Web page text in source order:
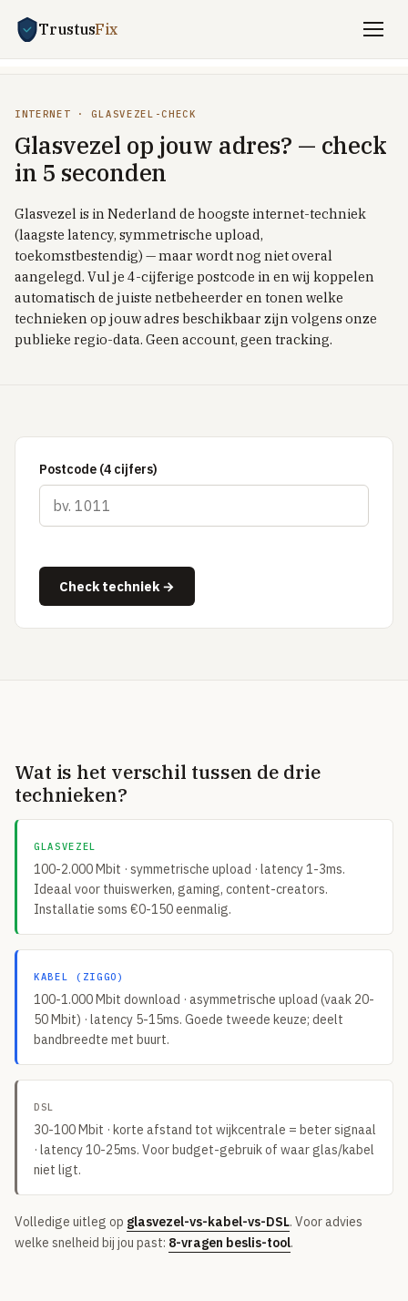
TrustusFix
Stroom + gas vergelijken
Saldering-stop 2027
Dynamisch vs vast
Dynamisch met batterij / EV
Welkomstkorting-trucs
Tibber
Greenchoice
Vandebron
Eneco
INTERNET & TV
Internet vergelijken
Zakelijk internet
KPN
Online.nl
Tweak
Plinq
Sim-only vergelijken
TOP PROVIDERS
KPN
Vodafone
Simyo
Lebara
Volledig overzicht — alle uitleg-artikelen & methodologie →
INTERNET · GLASVEZEL-CHECK
Glasvezel op jouw adres? — check
in 5 seconden
Glasvezel is in Nederland de hoogste internet-techniek
(laagste latency, symmetrische upload,
toekomstbestendig) — maar wordt nog niet overal
aangelegd. Vul je 4-cijferige postcode in en wij koppelen
automatisch de juiste netbeheerder en tonen welke
technieken op jouw adres beschikbaar zijn volgens onze
publieke regio-data. Geen account, geen tracking.
Postcode (4 cijfers)
Check techniek →
Wat is het verschil tussen de drie
technieken?
GLASVEZEL
100-2.000 Mbit · symmetrische upload · latency 1-3ms.
Ideaal voor thuiswerken, gaming, content-creators.
Installatie soms €0-150 eenmalig.
KABEL (ZIGGO)
100-1.000 Mbit download · asymmetrische upload (vaak 20-
50 Mbit) · latency 5-15ms. Goede tweede keuze; deelt
bandbreedte met buurt.
DSL
30-100 Mbit · korte afstand tot wijkcentrale = beter signaal
· latency 10-25ms. Voor budget-gebruik of waar glas/kabel
niet ligt.
Volledige uitleg op glasvezel-vs-kabel-vs-DSL. Voor advies
welke snelheid bij jou past: 8-vragen beslis-tool.